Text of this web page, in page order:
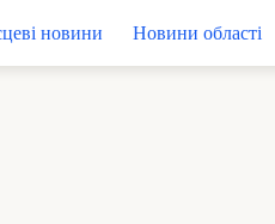
новини Новини області